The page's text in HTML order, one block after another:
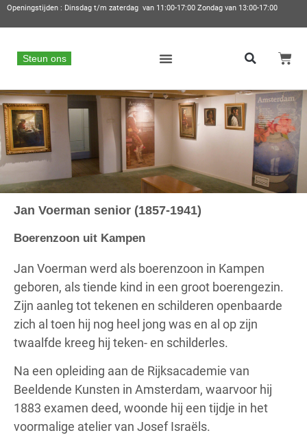
Openingstijden : Dinsdag t/m zaterdag van 11:00-17:00 Zondag van 13:00-17:00
Steun ons
Jan Voerman senior (1857-1941)​
Boerenzoon uit Kampen
Jan Voerman werd als boerenzoon in Kampen
geboren, als tiende kind in een groot boerengezin.
Zijn aanleg tot tekenen en schilderen openbaarde
zich al toen hij nog heel jong was en al op zijn
twaalfde kreeg hij teken- en schilderles.
Na een opleiding aan de Rijksacademie van
Beeldende Kunsten in Amsterdam, waarvoor hij
1883 examen deed, woonde hij een tijdje in het
voormalige atelier van Josef Israëls.